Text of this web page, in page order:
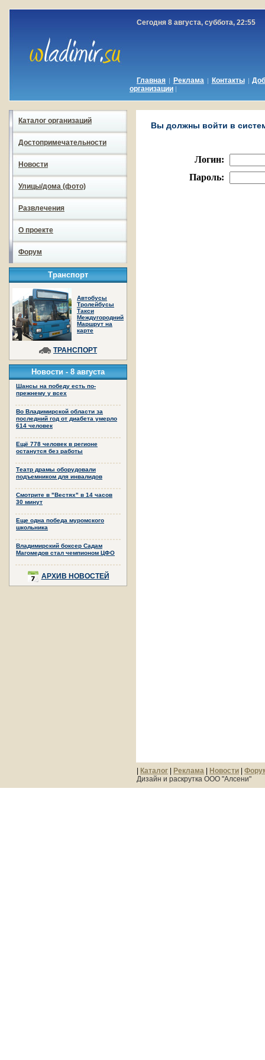
Сегодня 8 августа, суббота, 22:55
Главная | Реклама | Контакты|
организации |
Каталог организаций
Достопримечательности
Новости
Улицы/дома (фото)
Развлечения
О проекте
Форум
Транспорт
Автобусы
Тролейбусы
Такси
Междугородний
Маршрут на
карте
ТРАНСПОРТ
Новости -8 августа
Шансы на победу есть по-
прежнему у всех
Во Владимирской области за
последний год от диабета умерло
614 человек
Ещё 778 человек в регионе
останутся без работы
Театр драмы оборудовали
подъемником для инвалидов
Смотрите в "Вестях" в 14 часов
30 минут
Еще одна победа муромского
школьника
Владимирский боксер Садам
Магомедов стал чемпионом ЦФО
АРХИВ НОВОСТЕЙ
Вы должны войти в
Логин:
Пароль:
Каталог Реклама Новости
Дизайн и раскрутка ООО "Алсени"